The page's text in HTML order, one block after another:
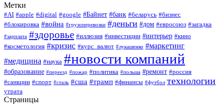
Метки
#AI #apple #digital #google #Байнет #банк #беларусь #бизнес
#блокировка #война #грузоперевозки #деньги #дом #евросоюз #загадка
#зарплата #здоровье #иллюзия #инвестиции #интерьер #кино
#косметология #кризис #курс_валют #лукашенко #маркетинг
#медицина #наука #новости компаний
#образование #переезд #пожар #политика #польша #ремонт #россия
#санкции #спорт #сталь #сша #трамп #финансы #футбол технологии
утрата
Страницы